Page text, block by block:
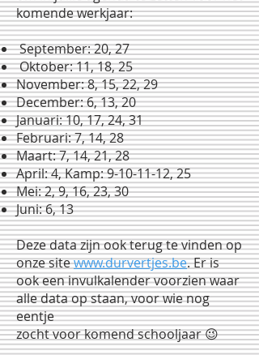
komende werkjaar:
September: 20, 27
Oktober: 11, 18, 25
November: 8, 15, 22, 29
December: 6, 13, 20
Januari: 10, 17, 24, 31
Februari: 7, 14, 28
Maart: 7, 14, 21, 28
April: 4, Kamp:9-10-11-12, 25
Mei: 2, 9, 16, 23, 30
Juni: 6, 13
Deze data zijn ook terug te vinden op
onze sitewww.durvertjes.be. Er is
ook een invulkalender voorzien waar
alle data op staan, voor wie nog
eentje
zocht voor komend schooljaar 😉